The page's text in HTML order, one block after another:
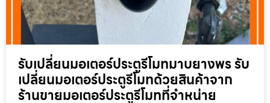
รับเปลี่ยนมอเตอร์ประตูรีโมทมาบยางพร รับ
เปลี่ยนมอเตอร์ประตูรีโมทด้วยสินค้าจาก
ร้านขายมอเตอร์ประตูรีโมทที่จำหน่าย